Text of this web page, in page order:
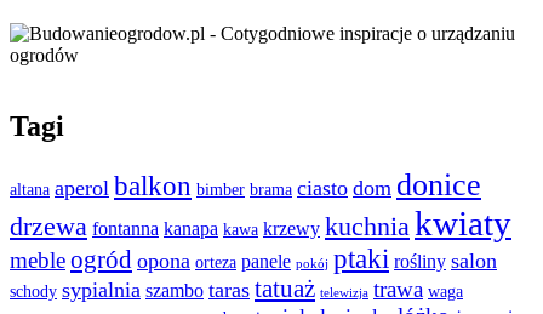
Tagi
altana aperol balkon bimber brama ciasto dom donice
drzewa fontanna kanapa kawa krzewy kuchnia kwiaty
mebleogród opona orteza panele pokój ptaki rośliny salon
schody sypialnia szambo taras tatuaż telewizja trawa waga